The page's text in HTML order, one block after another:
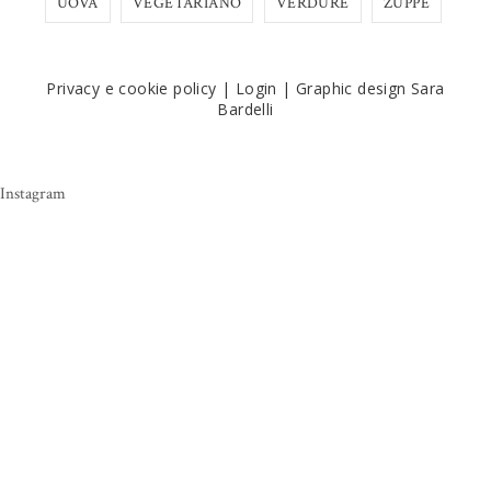
Privacy e cookie policy | Login | Graphic design Sara
Bardelli
Instagram